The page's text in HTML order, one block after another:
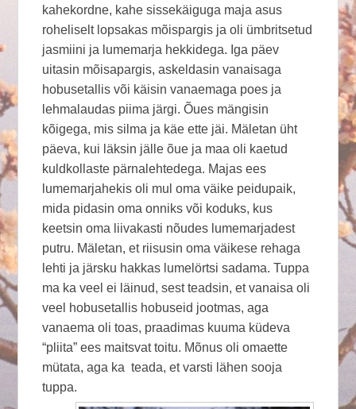
kahekordne, kahe sissekäiguga maja asus
roheliselt lopsakas mõispargis ja oli ümbritsetud
jasmiini ja lumemarja hekkidega. Iga päev
uitasin mõisapargis, askeldasin vanaisaga
hobusetallis või käisin vanaemaga poes ja
lehmalaudas piima järgi. Õues mängisin
kõigega, mis silma ja käe ette jäi. Mäletan üht
päeva, kui läksin jälle õue ja maa oli kaetud
kuldkollaste pärnalehtedega. Majas ees
lumemarjahekis oli mul oma väike peidupaik,
mida pidasin oma onniks või koduks, kus
keetsin oma liivakasti nõudes lumemarjadest
putru. Mäletan, et riisusin oma väikese rehaga
lehti ja järsku hakkas lumelörtsi sadama. Tuppa
ma ka veel ei läinud, sest teadsin, et vanaisa oli
veel hobusetallis hobuseid jootmas, aga
vanaema oli toas, praadimas kuuma küdeva
“pliita” ees maitsvat toitu. Mõnus oli omaette
mütata, aga ka teada, et varsti lähen sooja
tuppa.